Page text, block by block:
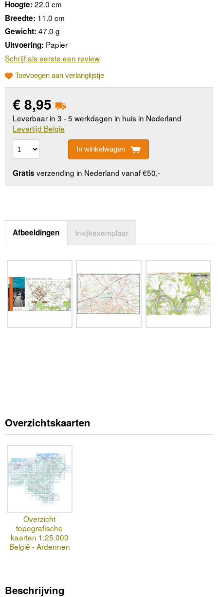
Hoogte: 22.0 cm
Breedte: 11.0 cm
Gewicht: 47.0 g
Uitvoering: Papier
Schrijf als eerste een review
Toevoegen aan verlanglijstje
€8,95
Leverbaar in 3 - 5 werkdagen in huis in Nederland
Levertijd Belgie
In winkelwagen
Gratis verzending in Nederland vanaf €50,-
Afbeeldingen Inkijkexemplaar
Overzichtskaarten
Overzicht
topografische
kaarten 1:25.000
België - Ardennen
Beschrijving